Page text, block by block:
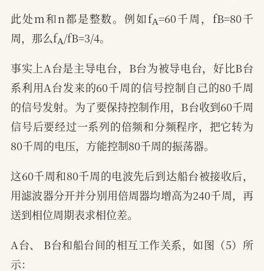
此处m和n都是整数。例如fA =60千周，fB=80千
周，那么fA/fB=3/4。
事实上A台是主导电台，B台为被导电台，好比B台
系利用A台发来的60千周的信号控制自己的80千周
的信号发射。为了要保持控制作用，B台收到60千周
信号后要经过一系列的倍频和分频程序，把它转为
80千周的电压，方能控制80千周的振荡器。
这60千周和80千周的电波先后到达船台被接收后，
用滤波器分开并分别用倍周器均增高为240千周，再
送到相位周期表求相位差。
A台、 B台和船台间的相互工作关系，如图（5）所
示：